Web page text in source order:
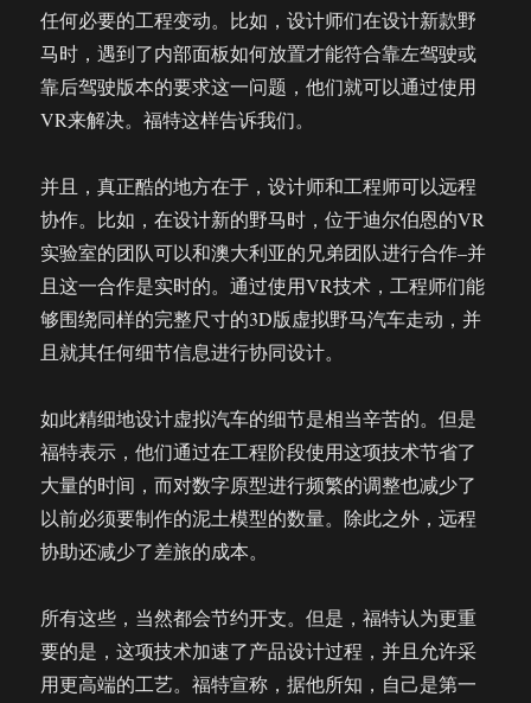
任何必要的工程变动。比如，设计师们在设计新款野
马时，遇到了内部面板如何放置才能符合靠左驾驶或
靠后驾驶版本的要求这一问题，他们就可以通过使用
VR来解决。福特这样告诉我们。
并且，真正酷的地方在于，设计师和工程师可以远程
协作。比如，在设计新的野马时，位于迪尔伯恩的VR
实验室的团队可以和澳大利亚的兄弟团队进行合作–并
且这一合作是实时的。通过使用VR技术，工程师们能
够围绕同样的完整尺寸的3D版虚拟野马汽车走动，并
且就其任何细节信息进行协同设计。
如此精细地设计虚拟汽车的细节是相当辛苦的。但是
福特表示，他们通过在工程阶段使用这项技术节省了
大量的时间，而对数字原型进行频繁的调整也减少了
以前必须要制作的泥土模型的数量。除此之外，远程
协助还减少了差旅的成本。
所有这些，当然都会节约开支。但是，福特认为更重
要的是，这项技术加速了产品设计过程，并且允许采
用更高端的工艺。福特宣称，据他所知，自己是第一